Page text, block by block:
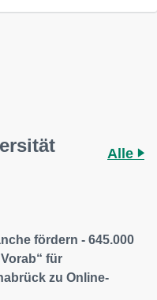
Alle
fördern - 645.000
für
zu Online-